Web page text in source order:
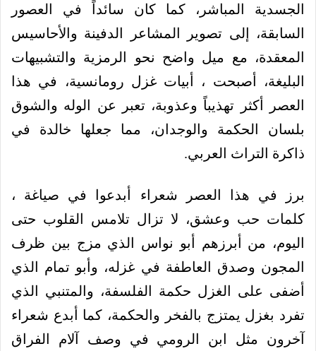
الجسدية المباشر، كما كان سائداً في العصور
السابقة، إلى تصوير المشاعر الدفينة والأحاسيس
المعقدة، مع ميل واضح نحو الرمزية والتشبيهات
البليغة، أصبحت ، أبيات غزل رومانسية، في هذا
العصر أكثر تهذيباً وعذوبة، تعبر عن الوله والشوق
بلسان الحكمة والوجدان، مما جعلها خالدة في
ذاكرة التراث العربي.
برز في هذا العصر شعراء أبدعوا في صياغة ،
كلمات حب وعشق، لا تزال تلامس القلوب حتى
اليوم، من أبرزهم أبو نواس الذي مزج بين ظرف
المجون وصدق العاطفة في غزله، وأبو تمام الذي
أضفى على الغزل حكمة الفلسفة، والمتنبي الذي
تفرد بغزل يمتزج بالفخر والحكمة، كما أبدع شعراء
آخرون مثل ابن الرومي في وصف آلام الفراق